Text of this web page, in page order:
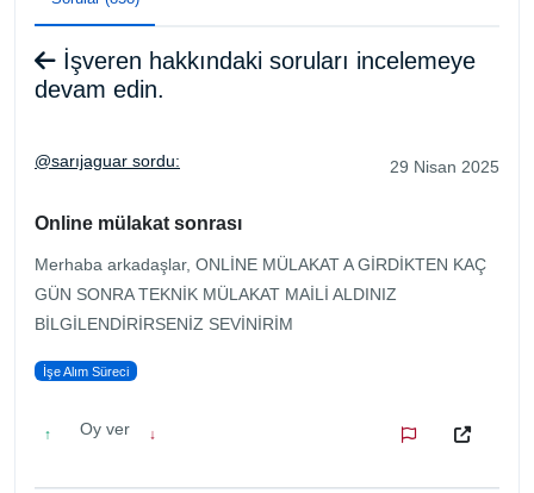
İşveren hakkındaki soruları incelemeye
devam edin.
@sarıjaguar sordu: 29 Nisan 2025
Online mülakat sonrası
Merhaba arkadaşlar, ONLİNE MÜLAKAT A GİRDİKTEN KAÇ
GÜN SONRA TEKNİK MÜLAKAT MAİLİ ALDINIZ
BİLGİLENDİRİRSENİZ SEVİNİRİM
İşe Alım Süreci
↑ Oy ver ↓